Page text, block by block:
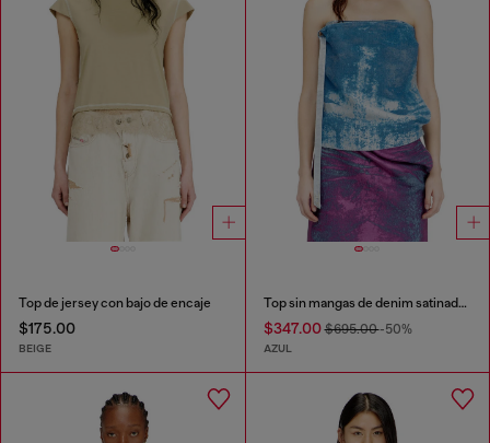
Top de jersey con bajo de encaje
$175.00
BEIGE
Top sin mangas de denim satinado de color
$347.00$695.00-50%
AZUL